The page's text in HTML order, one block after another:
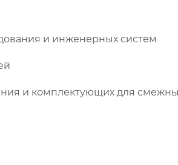
и инженерных систем
и комплектующих для